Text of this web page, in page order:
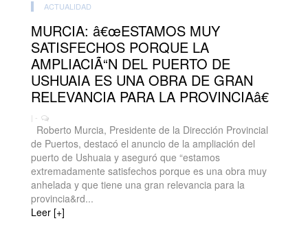
ACTUALIDAD
MURCIA: â€œESTAMOS MUY
SATISFECHOS PORQUE LA
AMPLIACIÃ“N DEL PUERTO DE
USHUAIA ES UNA OBRA DE GRAN
RELEVANCIA PARA LA PROVINCIAâ€
| -
Roberto Murcia, Presidente de la Dirección Provincial
de Puertos, destacó el anuncio de la ampliación del
puerto de Ushuaia y aseguró que “estamos
extremadamente satisfechos porque es una obra muy
anhelada y que tiene una gran relevancia para la
provincia&rd...
Leer [+]